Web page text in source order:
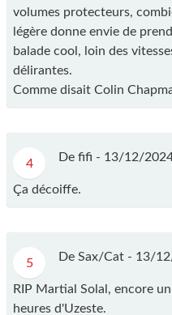
volumes protecteurs,
légère donne envie de
balade cool, loin des
délirantes.
Comme disait Colin
4 De fifi - 13/12/
Ça décoiffe.
5 De Sax/Cat - 13/
RIP Martial Solal, encore
heures d'Uzeste.